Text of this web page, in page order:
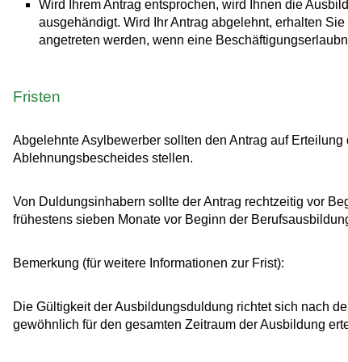
Wird Ihrem Antrag entsprochen, wird Ihnen die
ausgehändigt. Wird Ihr Antrag abgelehnt, erhalten
angetreten werden, wenn eine
Fristen
Abgelehnte Asylbewerber sollten den Antrag auf
Ablehnungsbescheides stellen.
Von Duldungsinhabern sollte der Antrag rechtzeitig vor
frühestens sieben Monate vor Beginn der
Bemerkung (für weitere Informationen zur Frist):
Die Gültigkeit der Ausbildungsduldung richtet sich nach
gewöhnlich für den gesamten Zeitraum der Ausbildung